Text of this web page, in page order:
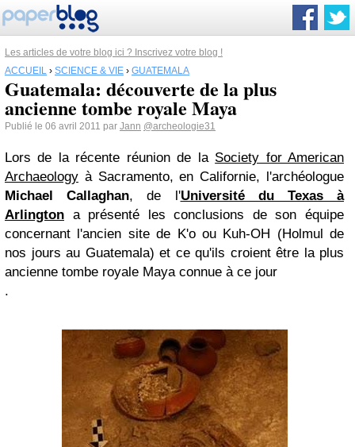
Les articles de votre blog ici ? Inscrivez votre blog !
ACCUEIL › SCIENCE & VIE › GUATEMALA
Guatemala: découverte de la plus
ancienne tombe royale Maya
Publié le 06 avril 2011 par Jann @archeologie31
Lors de la récente réunion de la Society for American
Archaeology à Sacramento, en Californie, l'archéologue
Michael Callaghan, de l'Université du Texas à
Arlington a présenté les conclusions de son équipe
concernant l'ancien site de K'o ou Kuh-OH (Holmul de
nos jours au Guatemala) et ce qu'ils croient être la plus
ancienne tombe royale Maya connue à ce jour
.